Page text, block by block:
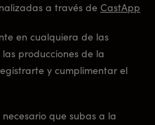
a través de CastApp
en cualquiera de las
producciones de la
y cumplimentar el
que subas a la